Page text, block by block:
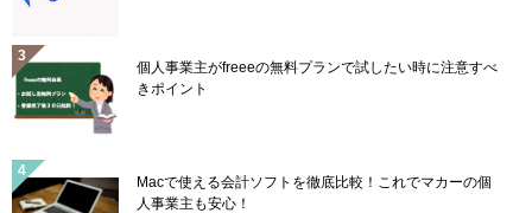
個人事業主がfreeeの無料プランで試したい時に注意すべ
きポイント
Macで使える会計ソフトを徹底比較！これでマカーの個
人事業主も安心！